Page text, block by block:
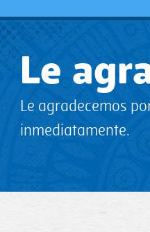
Le
Le agradecemos
inmediatamente.